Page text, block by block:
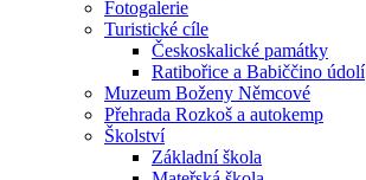
Fotogalerie
Turistické cíle
Českoskalické památky
Ratibořice a Babiččino údolí
Muzeum Boženy Němcové
Přehrada Rozkoš a autokemp
Školství
Základní škola